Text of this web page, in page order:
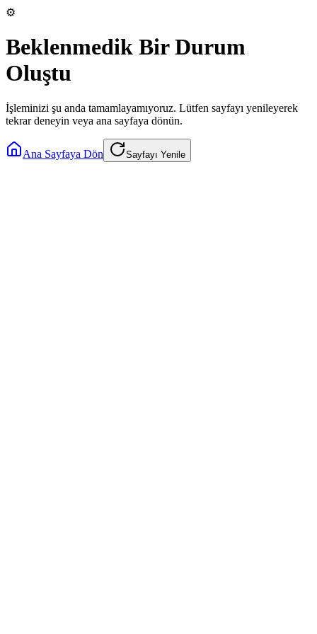
⚙️
Beklenmedik Bir Durum
Oluştu
İşleminizi şu anda tamamlayamıyoruz. Lütfen sayfayı yenileyerek
tekrar deneyin veya ana sayfaya dönün.
Ana Sayfaya Dön Sayfayı Yenile